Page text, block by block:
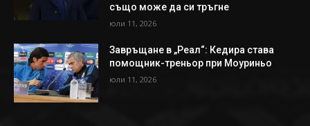
също може да си тръгне
юли 11, 2026
Завръщане в „Реал“: Кедира става
помощник-треньор при Моуриньо
юли 11, 2026